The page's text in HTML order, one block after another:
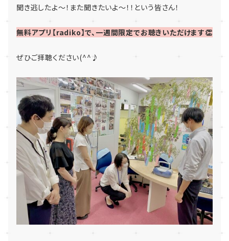
聞き逃したよ～！また聞きたいよ～！！という皆さん！
無料アプリ【radiko】で、一週間限定でお聴きいただけます👏
ぜひご拝聴ください(^^♪